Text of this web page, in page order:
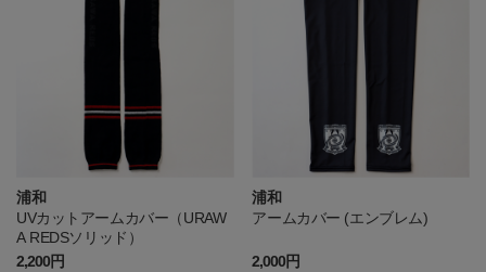
浦和
UVカットアームカバー（URAW
A REDSソリッド）
2,200円
浦和
アームカバー (エンブレム)
2,000円